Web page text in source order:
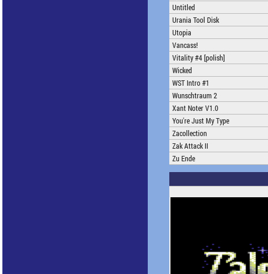
Untitled
Urania Tool Disk
Utopia
Vancass!
Vitality #4 [polish]
Wicked
WST Intro #1
Wunschtraum 2
Xant Noter V1.0
You're Just My Type
Zacollection
Zak Attack II
Zu Ende